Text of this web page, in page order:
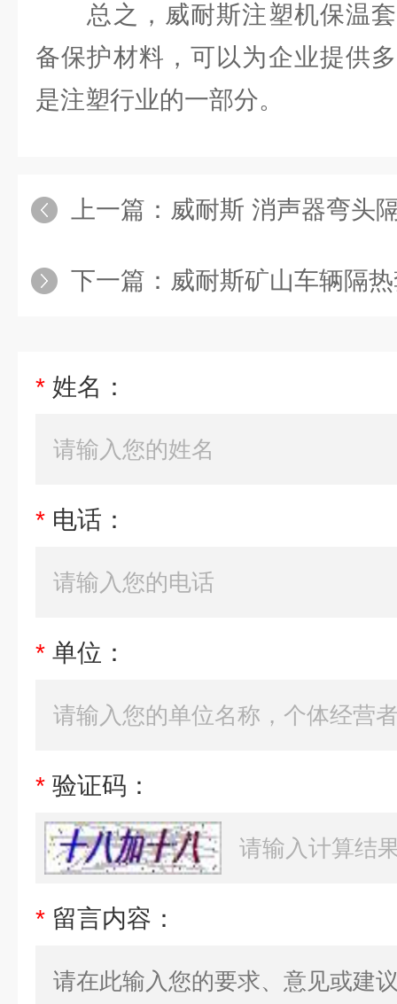
总之，威耐斯注塑机保温套
备保护材料，可以为企业提供
是注塑行业的一部分。
上一篇： 威耐斯 消声器弯头隔热罩
下一篇： 威耐斯矿山车辆隔热套 环保材
* 姓名：
* 电话：
* 单位：
* 验证码：
* 留言内容：